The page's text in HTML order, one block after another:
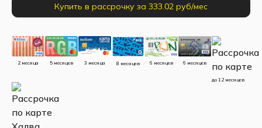
Купить в рассрочку за 333.02 руб/мес
2 месяца 5 месяцев 3 месяца 8 месяцев 6 месяцев 6 месяцев
до 12 месяцев